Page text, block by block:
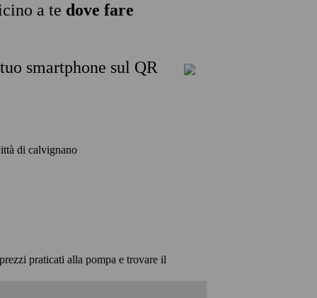
a te dove fare
smartphone sul QR
di calvignano
praticati alla pompa e trovare il